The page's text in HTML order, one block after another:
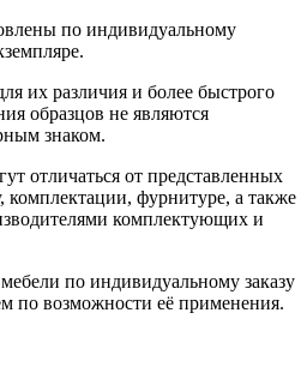
по индивидуальному
их различия и более быстрого
образцов не являются
знаком.
отличаться от представленных
комплектации, фурнитуре, а также
комплектующих и
по индивидуальному заказу
по возможности её применения.